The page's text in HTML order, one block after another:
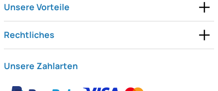
Unsere Vorteile
Rechtliches
Unsere Zahlarten